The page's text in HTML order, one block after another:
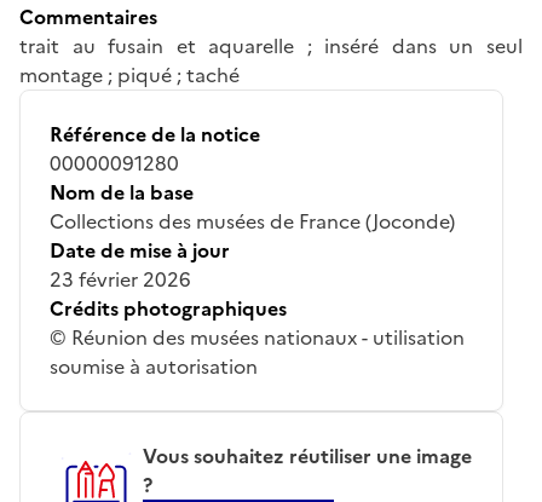
Commentaires
trait au fusain et aquarelle ; inséré dans un seul
montage ; piqué ; taché
Référence de la notice
00000091280
Nom de la base
Collections des musées de France (Joconde)
Date de mise à jour
23 février 2026
Crédits photographiques
© Réunion des musées nationaux - utilisation
soumise à autorisation
Vous souhaitez réutiliser une image
?